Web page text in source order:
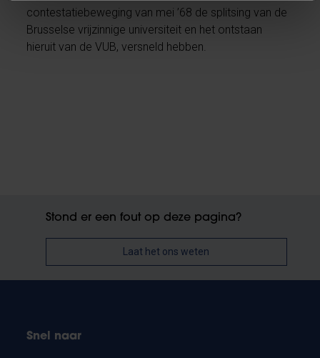
contestatiebeweging van mei ’68 de splitsing van de
Brusselse vrijzinnige universiteit en het ontstaan
hieruit van de VUB, versneld hebben.
Stond er een fout op deze pagina?
Laat het ons weten
Snel naar